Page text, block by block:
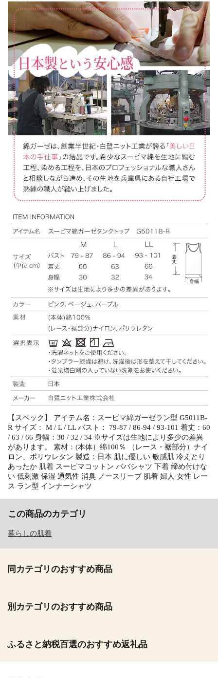
【スペック】 アイテム名：スーピマ綿ガーゼラン型 G5011B-
R サイズ： M / L / LL バスト： 79-87 / 86-94 / 93-101 着丈：60
/ 63 / 66 身幅：30 / 32 / 34 ※サイズは生地により多少の差異
があります。 素材：(本体）綿100％ （レース・裾部分）ナイ
ロン、ポリウレタン 製造：日本 肌に優しい 敏感肌 冷えとり
あったか 肌着 スーピマコットン ババシャツ 下着 締め付けな
い 低刺激 保湿 通気性 消臭 ノースリーブ 肌着 婦人 女性 レー
ス ラン型 インナーシャツ
この商品のカテゴリ
暮らしの肌着
同カテゴリのおすすめ商品
別カテゴリのおすすめ商品
ふるさと納税百選のおすすめ返礼品